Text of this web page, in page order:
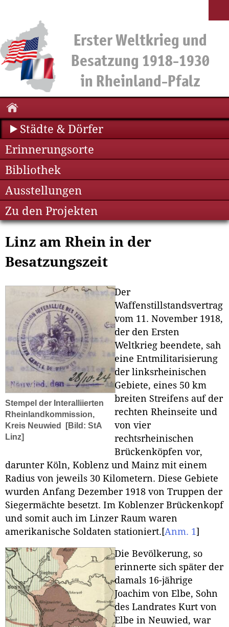
Städte & Dörfer
Erinnerungsorte
Bibliothek
Ausstellungen
Zu den Projekten
Linz am Rhein in der
Besatzungszeit
Stempel der Interalliierten
Rheinlandkommission,
Kreis Neuwied
[Bild: StA
Linz]
Der
Waffenstillstandsvertrag
vom 11. November 1918,
der den Ersten
Weltkrieg beendete, sah
eine Entmilitarisierung
der linksrheinischen
Gebiete, eines 50 km
breiten Streifens auf der
rechten Rheinseite und
von vier
rechtsrheinischen
Brückenköpfen vor,
darunter Köln, Koblenz und Mainz mit einem
Radius von jeweils 30 Kilometern. Diese Gebiete
wurden Anfang Dezember 1918 von Truppen der
Siegermächte besetzt. Im Koblenzer Brückenkopf
und somit auch im Linzer Raum waren
amerikanische Soldaten stationiert. [Anm. 1]
Die Bevölkerung, so
erinnerte sich später der
damals 16-jährige
Joachim von Elbe, Sohn
des Landrates Kurt von
Elbe in Neuwied, war